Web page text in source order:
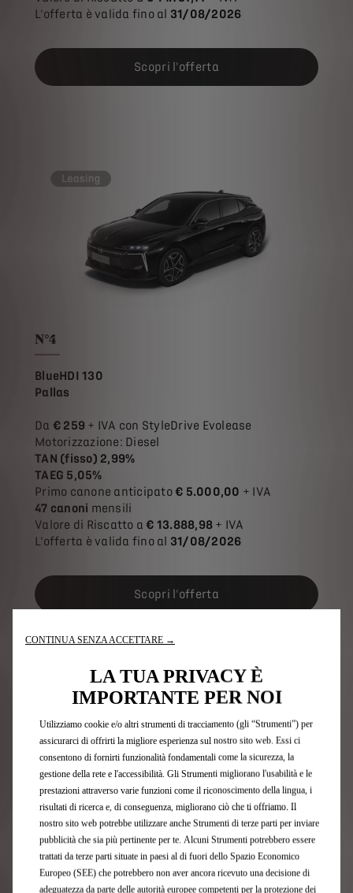
L'offerta è valida fino al 31/08/2026
Scopri l'offerta
N°4
BlueHDI 130
Pallas
Da € 259 + IVA con StyleDrive Evolease
Motorizzazione: Diesel
TAN (fisso) 2,99%
TAEG 5,05%
Primo canone anticipato€ 5.000,00 + IVA
47 canoni mensili
Valore di Riscatto a € 13.888,98 + IVA
L'offerta è valida fino al 31/08/2026
Scopri l'offerta
N°4
CONTINUA SENZA ACCETTARE →
LA TUA PRIVACY È
IMPORTANTE PER NOI
Utilizziamo cookie e/o altri strumenti di tracciamento (gli “Strumenti”) per
assicurarci di offrirti la migliore esperienza sul nostro sito web. Essi ci
consentono di fornirti funzionalità fondamentali come la sicurezza, la
gestione della rete e l'accessibilità. Gli Strumenti migliorano l'usabilità e le
prestazioni attraverso varie funzioni come il riconoscimento della lingua, i
risultati di ricerca e, di conseguenza, migliorano ciò che ti offriamo. Il
nostro sito web potrebbe utilizzare anche Strumenti di terze parti per inviare
pubblicità che sia più pertinente per te. Alcuni Strumenti potrebbero essere
trattati da terze parti situate in paesi al di fuori dello Spazio Economico
Europeo (SEE) che potrebbero non aver ancora ricevuto una decisione di
adeguatezza da parte delle autorità europee competenti per la protezione dei